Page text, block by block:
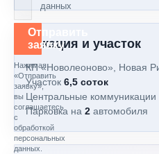
данных
Отправить
заявку
Нажимая
«Отправить
заявку»,
вы
соглашаетесь
с
обработкой
персональных
данных.
Локация и участок
КП «Новолеоново», Новая
Участок 6,5 соток
Центральные коммуникации
Парковка на 2 автомобиля